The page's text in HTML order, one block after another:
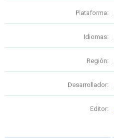
Plataforma:
Idiomas:
Región:
Desarrollador:
Editor: